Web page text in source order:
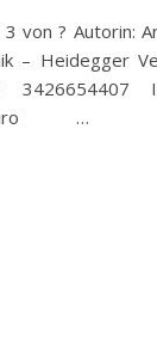
3 von ? Autorin:
– Heidegger
3426654407
Euro …